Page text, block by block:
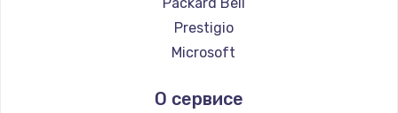
Ремонт ноутбуков Google
Ремонт ноутбуков Echips
Ремонт ноутбуков Predator
Prestigio
Microsoft
Aquarius
О сервисе